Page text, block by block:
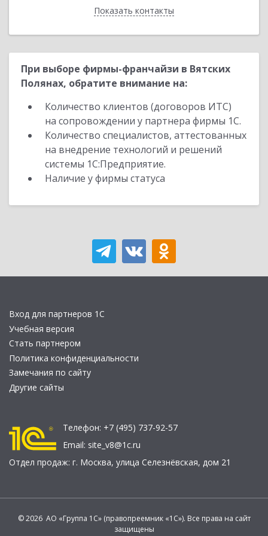
Показать контакты
Назад
При выборе фирмы-франчайзи в Вятских
Полянах, обратите внимание на:
Количество клиентов (договоров ИТС)
на сопровождении у партнера фирмы 1С.
Количество специалистов, аттестованных
на внедрение технологий и решений
системы 1С:Предприятие.
Наличие у фирмы статуса
Вход для партнеров 1С
Учебная версия
Стать партнером
Политика конфиденциальности
Замечания по сайту
Другие сайты
Телефон: +7 (495) 737-92-57
Email: site_v8@1c.ru
Отдел продаж: г. Москва, улица Селезнёвская, дом 21
© 2026 АО «Группа 1С» (правопреемник «1С»). Все права на сайт
защищены